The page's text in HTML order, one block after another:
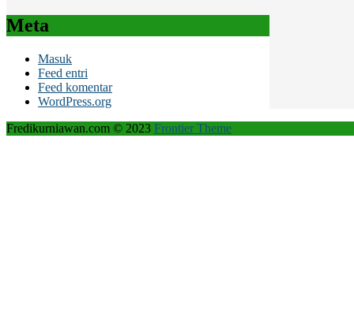
Meta
Masuk
Feed entri
Feed komentar
WordPress.org
Fredikurniawan.com © 2023 Frontier Theme